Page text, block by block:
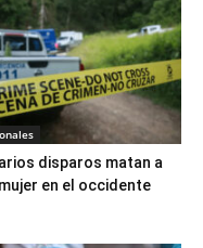
disparos matan a
en el occidente